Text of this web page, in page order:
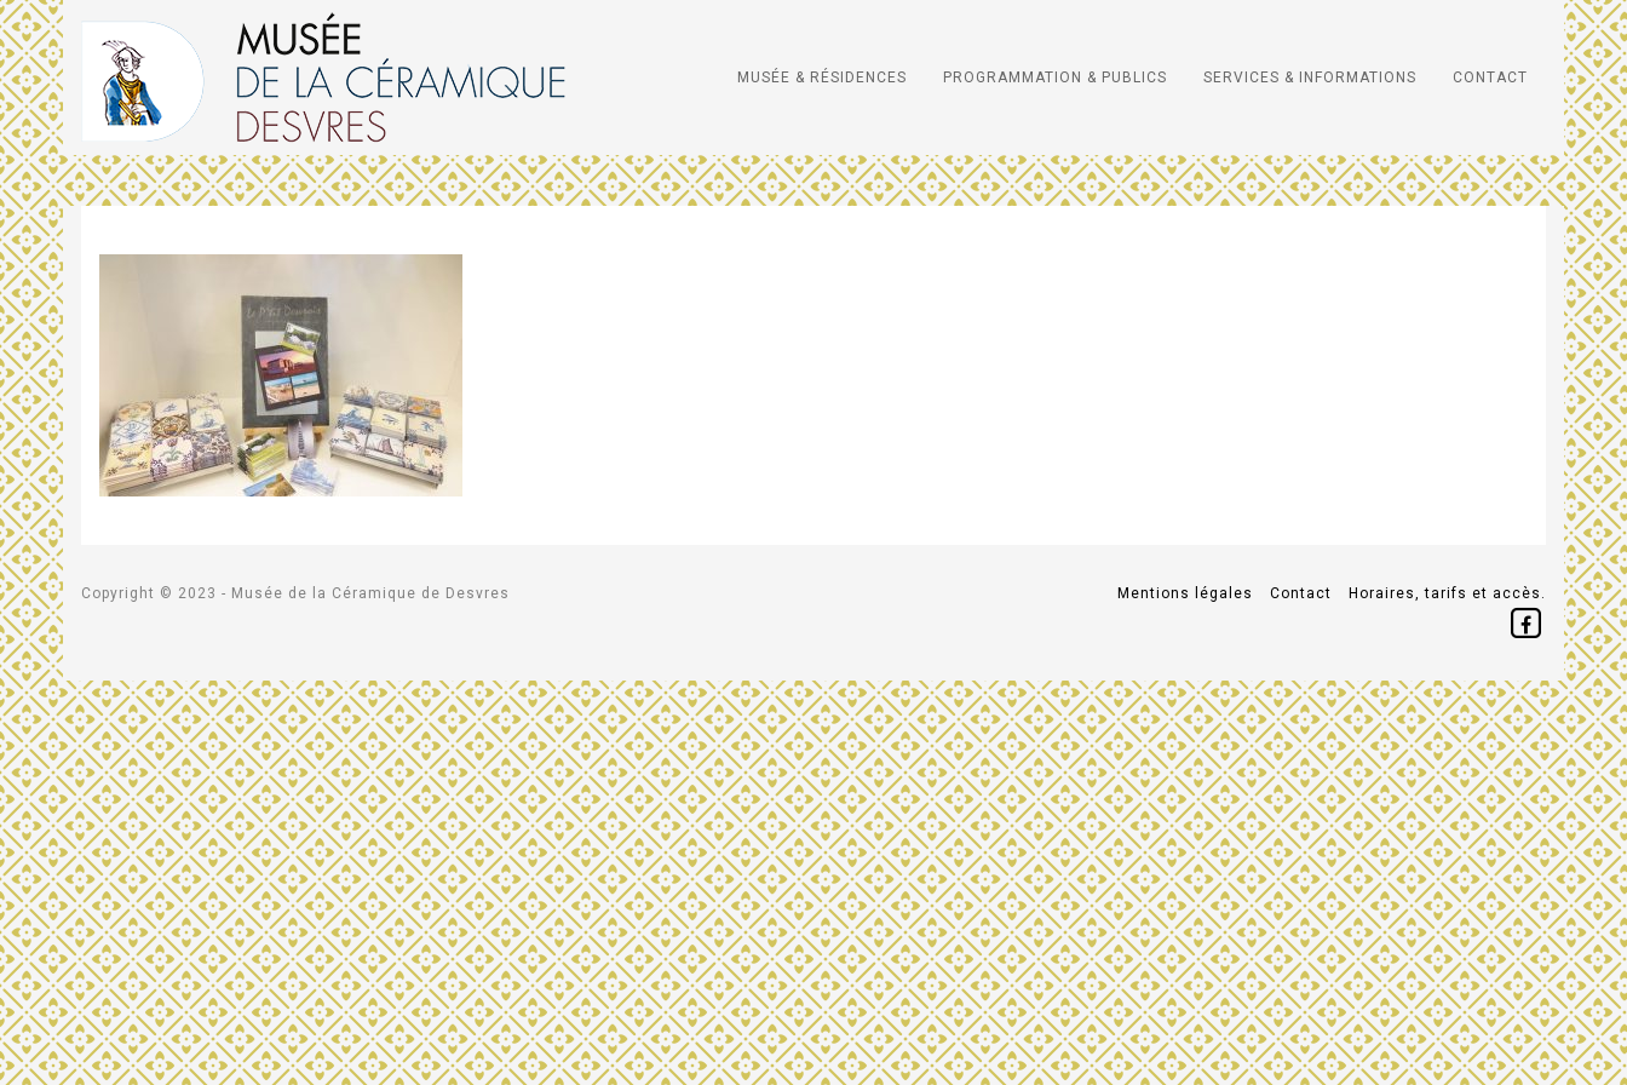
MUSÉE & RÉSIDENCES PROGRAMMATION & PUBLICS SERVICES & INFORMATIONS CONTACT
Copyright © 2023 - Musée de la Céramique de Desvres Mentions légales Contact Horaires, tarifs et accès.